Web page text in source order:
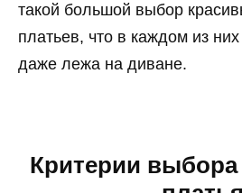
такой большой выбор
платьев, что в каждом из
даже лежа на диване.
Критерии